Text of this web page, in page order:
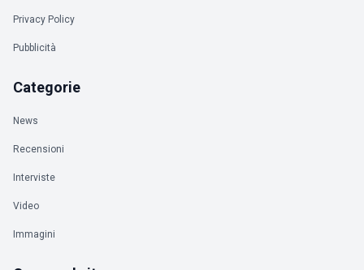
Privacy Policy
Pubblicità
Categorie
News
Recensioni
Interviste
Video
Immagini